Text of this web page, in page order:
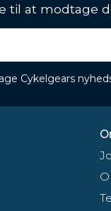
til at modtage
Cykelgears